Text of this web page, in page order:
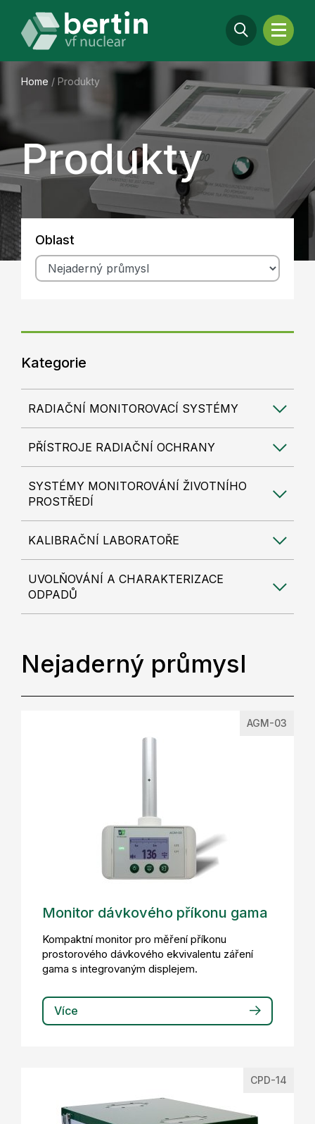
Home / Produkty
Produkty
Oblast
Kategorie
RADIAČNÍ MONITOROVACÍ SYSTÉMY
PŘÍSTROJE RADIAČNÍ OCHRANY
SYSTÉMY MONITOROVÁNÍ ŽIVOTNÍHO
PROSTŘEDÍ
KALIBRAČNÍ LABORATOŘE
UVOLŇOVÁNÍ A CHARAKTERIZACE
ODPADŮ
Nejaderný průmysl
AGM-03
Monitor dávkového příkonu gama
Kompaktní monitor pro měření příkonu
prostorového dávkového ekvivalentu záření
gama s integrovaným displejem.
Více
CPD-14